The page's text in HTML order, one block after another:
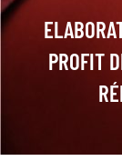
PROFIT